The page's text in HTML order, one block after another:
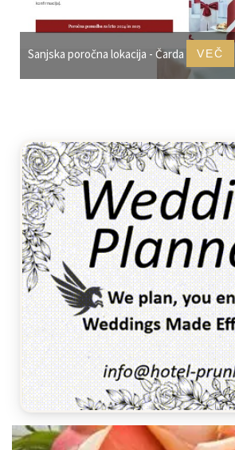
Sanjska poročna lokacija - Čarda VEČ